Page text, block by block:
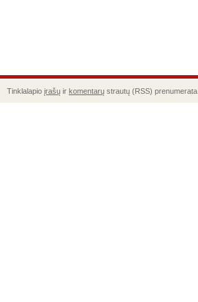
Tinklalapio įrašų ir komentarų strautų (RSS) prenumerata.